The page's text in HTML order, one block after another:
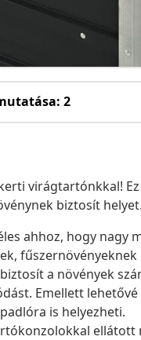
2
virágtartónkkal!
biztosít helyet.
ahhoz, hogy nagy
fűszernövényeknek
a növények
Emellett lehetővé
is helyezheti.